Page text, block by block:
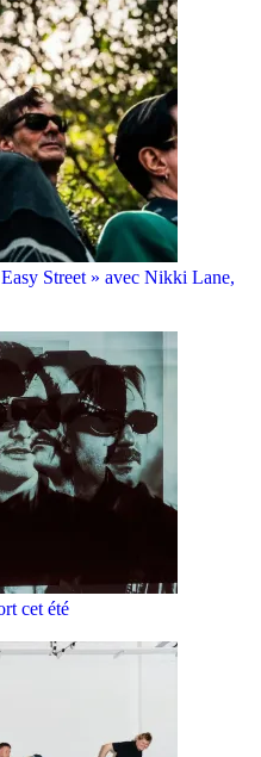
Street » avec Nikki Lane,
cet été